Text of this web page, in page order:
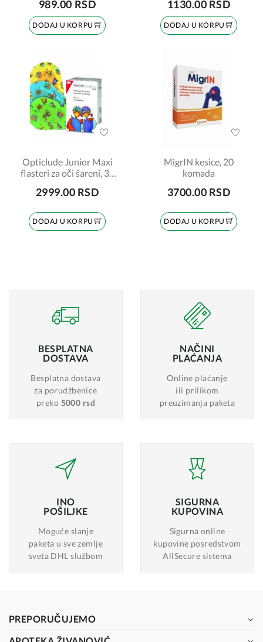
989.00 RSD
DODAJ U KORPU
1130.00 RSD
DODAJ U KORPU
Opticlude Junior Maxi
flasteri za oči šareni, 30
2999.00 RSD
DODAJ U KORPU
MigrIN kesice, 20
komada
3700.00 RSD
DODAJ U KORPU
BESPLATNA
DOSTAVA
Besplatna dostava
za porudžbenice
preko 5000 rsd
NAČINI
PLAĆANJA
Online plaćanje
ili prilikom
preuzimanja paketa
INO
POŠILJKE
Moguće slanje
paketa u sve zemlje
sveta DHL službom
SIGURNA
KUPOVINA
Sigurna online
kupovine posredstvom
AllSecure sistema
PREPORUČUJEMO